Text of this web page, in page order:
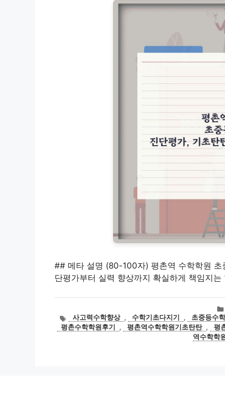
## 메타 설명 (80-100자) 평촌역 수학학원 초
단평가부터 실력 향상까지 확실하게 책임지는
태
그
사고력수학향상 , 수학기초다지기 , 초중등수
평촌수학학원후기
, 평촌역수학학원기초탄탄 , 평
역수학학